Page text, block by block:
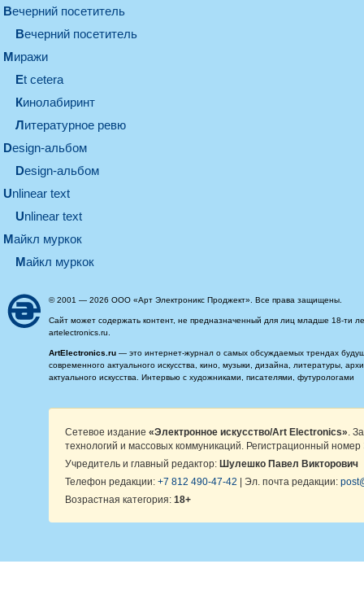
вечерний посетитель
вечерний посетитель
миражи
et cetera
кинолабиринт
литературное ревю
design-альбом
design-альбом
unlinear text
Unlinear text
майкл муркок
майкл муркок
© 2001 — 2026 ООО «Арт Электроникс Проджект». Все права защищены.
Сайт может содержать контент, не предназначенный для лиц младше 18-ти
artelectronics.ru.
ArtElectronics.ru — это интернет-журнал о самых обсуждаемых трендах
современного актуального искусства, кино, музыки, дизайна, литературы,
актуального искусства. Интервью с художниками, писателями, футурологами
Сетевое издание «Электронное искусство/Art Electronics» .
технологий и массовых коммуникаций. Регистрационный
Учредитель и главный редактор: Шулешко Павел Викторович
Телефон редакции: +7 812 490-47-42 | Эл. почта редакции:
Возрастная категория: 18+